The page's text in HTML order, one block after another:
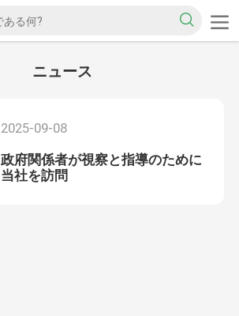
ニュース
2025-09-08
政府関係者が視察と指導のために
当社を訪問